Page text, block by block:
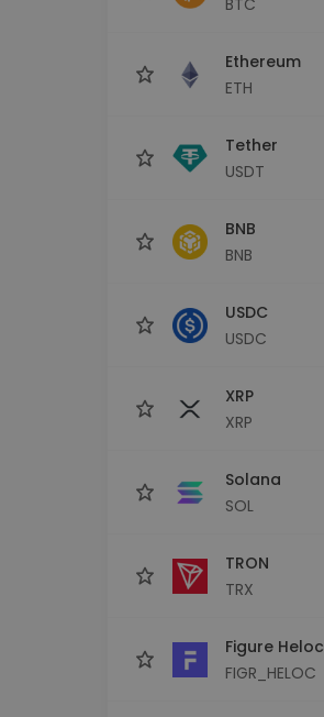
Ethereum
ETH
Tether
USDT
BNB
BNB
USDC
USDC
XRP
XRP
Solana
SOL
TRON
TRX
Figure Heloc
FIGR_HELOC